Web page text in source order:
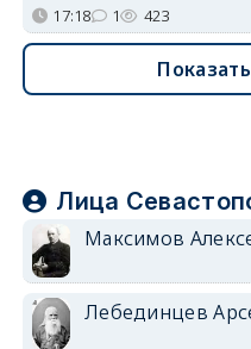
17:18 1 423
Лица
Максимов
Лебединцев